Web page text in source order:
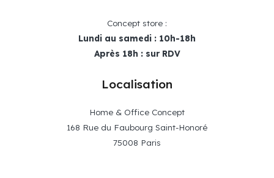
Concept store :
Lundi au samedi : 10h-18h
Après 18h : sur RDV
Localisation
Home & Office Concept
168 Rue du Faubourg Saint-Honoré
75008 Paris